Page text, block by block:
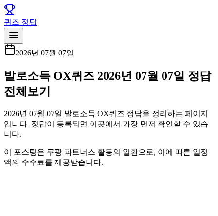
퀴즈 정답
2026년 07월 07일
발로소득 OX퀴즈 2026년 07월 07일 정답
전체보기
2026년 07월 07일 발로소득 OX퀴즈 정답을 정리하는 페이지
입니다. 정답이 등록되면 이곳에서 가장 먼저 확인할 수 있습
니다.
이 포스팅은 쿠팡 파트너스 활동의 일환으로, 이에 따른 일정
액의 수수료를 제공받습니다.